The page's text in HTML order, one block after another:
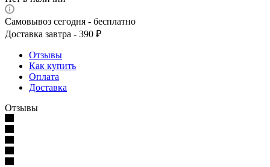
Самовывоз сегодня - бесплатно
Доставка завтра - 390 ₽
Отзывы
Как купить
Оплата
Доставка
Отзывы